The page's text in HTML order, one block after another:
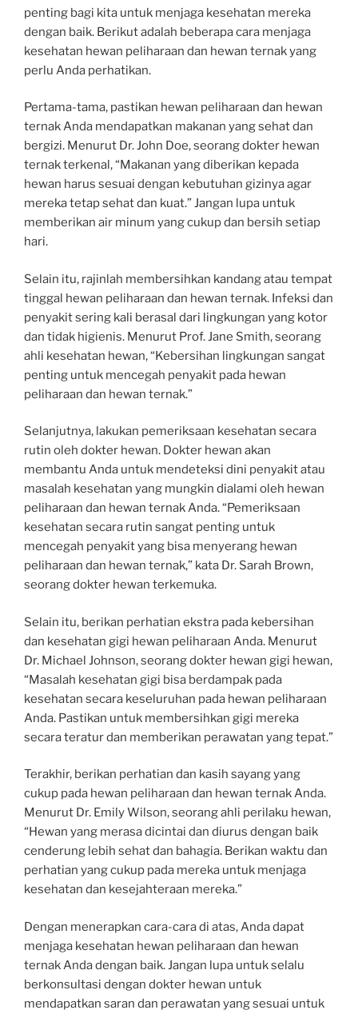
penting bagi kita untuk menjaga kesehatan mereka
dengan baik. Berikut adalah beberapa cara menjaga
kesehatan hewan peliharaan dan hewan ternak yang
perlu Anda perhatikan.
Pertama-tama, pastikan hewan peliharaan dan hewan
ternak Anda mendapatkan makanan yang sehat dan
bergizi. Menurut Dr. John Doe, seorang dokter hewan
ternak terkenal, “Makanan yang diberikan kepada
hewan harus sesuai dengan kebutuhan gizinya agar
mereka tetap sehat dan kuat.” Jangan lupa untuk
memberikan air minum yang cukup dan bersih setiap
hari.
Selain itu, rajinlah membersihkan kandang atau tempat
tinggal hewan peliharaan dan hewan ternak. Infeksi dan
penyakit sering kali berasal dari lingkungan yang kotor
dan tidak higienis. Menurut Prof. Jane Smith, seorang
ahli kesehatan hewan, “Kebersihan lingkungan sangat
penting untuk mencegah penyakit pada hewan
peliharaan dan hewan ternak.”
Selanjutnya, lakukan pemeriksaan kesehatan secara
rutin oleh dokter hewan. Dokter hewan akan
membantu Anda untuk mendeteksi dini penyakit atau
masalah kesehatan yang mungkin dialami oleh hewan
peliharaan dan hewan ternak Anda. “Pemeriksaan
kesehatan secara rutin sangat penting untuk
mencegah penyakit yang bisa menyerang hewan
peliharaan dan hewan ternak,” kata Dr. Sarah Brown,
seorang dokter hewan terkemuka.
Selain itu, berikan perhatian ekstra pada kebersihan
dan kesehatan gigi hewan peliharaan Anda. Menurut
Dr. Michael Johnson, seorang dokter hewan gigi hewan,
“Masalah kesehatan gigi bisa berdampak pada
kesehatan secara keseluruhan pada hewan peliharaan
Anda. Pastikan untuk membersihkan gigi mereka
secara teratur dan memberikan perawatan yang tepat.”
Terakhir, berikan perhatian dan kasih sayang yang
cukup pada hewan peliharaan dan hewan ternak Anda.
Menurut Dr. Emily Wilson, seorang ahli perilaku hewan,
“Hewan yang merasa dicintai dan diurus dengan baik
cenderung lebih sehat dan bahagia. Berikan waktu dan
perhatian yang cukup pada mereka untuk menjaga
kesehatan dan kesejahteraan mereka.”
Dengan menerapkan cara-cara di atas, Anda dapat
menjaga kesehatan hewan peliharaan dan hewan
ternak Anda dengan baik. Jangan lupa untuk selalu
berkonsultasi dengan dokter hewan untuk
mendapatkan saran dan perawatan yang sesuai untuk